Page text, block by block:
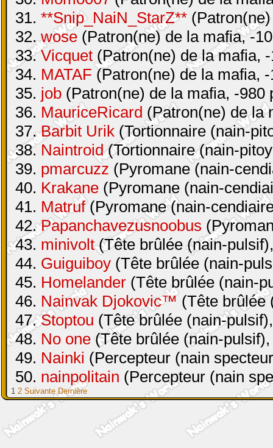
31. **Snip_NaiN_StarZ**
32.wose (Patron(ne) de la mafia, -
33.Vicquet (Patron(ne) de la mafia,
34. MATAF (Patron(ne) de la mafia,
35. job (Patron(ne) de la mafia, -980
36. MauriceRicard (Patron(ne) de la
37.Barbit Urik (Tortionnaire (nain-
38. Naintroid(Tortionnaire (nain-
39. pmarcuzz (Pyromane (nain-
40. Krakane (Pyromane (nain-
41. Matruf(Pyromane (nain-
42.Papanchavezusnoobus
43. minivolt(Tête brûlée (nain-
44. Guiguiboy (Tête brûlée (nain-
45. Homelander (Tête brûlée (nain-
46. Nainvak Djokovic™(Tête brûlée
47.Stoptou (Tête brûlée (nain-
48. No one (Tête brûlée (nain-
49. Nainki (Percepteur (nain
50. nainpolitain (Percepteur (nain
1 2 Suivante Dernière